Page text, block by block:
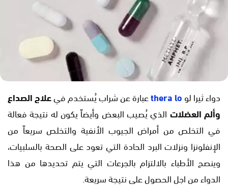
دواء ثيرا لوthera loعبارة عن شراب يُستخدم فيعلاج الصداع
وألم العضلات الذي يُصيب البعض وأيضاً يكون له نتيجة فعالة
في التخلص من أمراض الجيوب الأنفية والتخلص سريعاً من
الإنفلونزا ونزلات البرد الحادة التي تعود على الصحة بالسلبيات،
وينصح الأطباء بالالتزام بالجرعات التي يتم تحديدها من هذا
الدواء من اجل الحصول على نتيجة سريعة.